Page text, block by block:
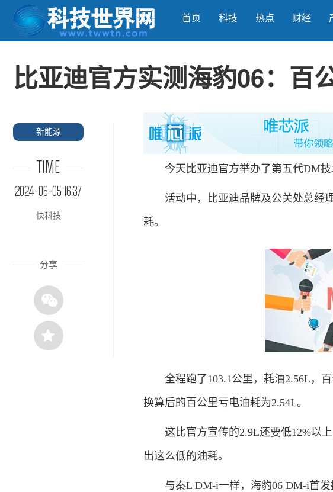
首页 科技 热点 财经
比亚迪官方实测海豹06：百
新能源
TIME
2024-06-05 16:37
快科技
分享
今天比亚迪官方举办了第五代DM技
活动中，比亚迪品牌及公关处总经理
耗。
全程跑了103.1公里，耗油2.56L，百
换算后的百公里亏电油耗为2.54L。
这比官方宣传的2.9L还要低12%以上
出这么低的油耗。
与秦L DM-i一样，海豹06 DM-i首发